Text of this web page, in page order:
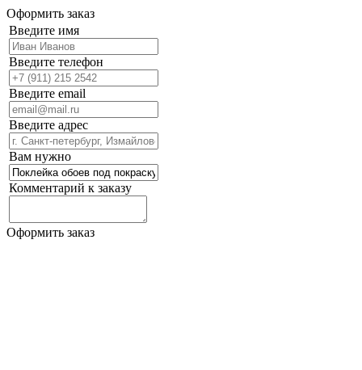
Оформить заказ
Введите имя
Введите телефон
Введите email
Введите адрес
Вам нужно
Комментарий к заказу
Оформить заказ